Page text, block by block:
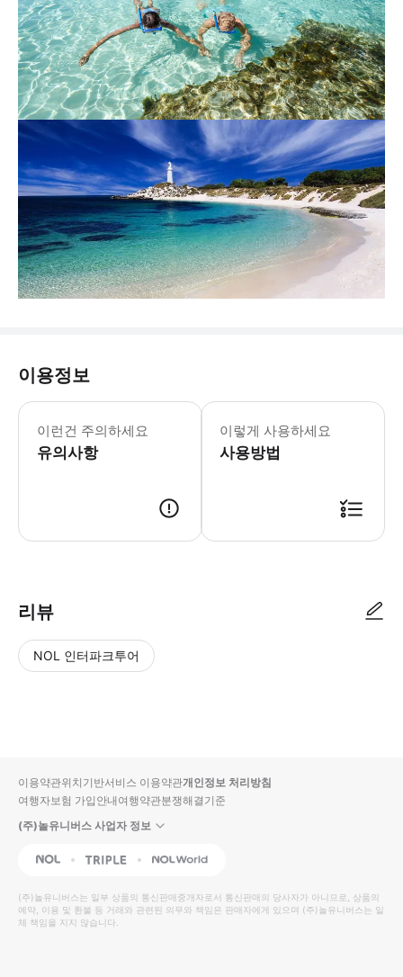
이용정보
이런건 주의하세요
유의사항
이렇게 사용하세요
사용방법
리뷰
NOL 인터파크투어
입니
다.
높
은
순
동
영
상
순
상
이용약관위치기반서비스 이용약관개인정보 처리방침
여행자보험 가입안내여행약관분쟁해결기준
(주)놀유니버스 사업자 정보
NOL Triple Interpark Global
(주)놀유니버스는 일부 상품의 통신판매중개자로서 통신판매의 당사자가 아니므로, 상품의
예약, 이용 및 환불 등 거래와 관련된 의무와 책임은 판매자에게 있으며 (주)놀유니버스는 일
체 책임을 지지 않습니다.